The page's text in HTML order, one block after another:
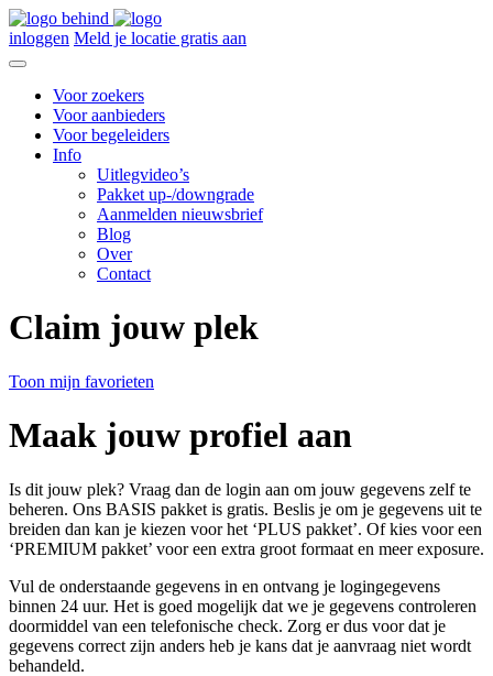
inloggen Meld je locatie gratis aan
Voor zoekers
Voor aanbieders
Voor begeleiders
Info
Uitlegvideo’s
Pakket up-/downgrade
Aanmelden nieuwsbrief
Blog
Over
Contact
Claim jouw plek
Toon mijn favorieten
Maak jouw profiel aan
Is dit jouw plek? Vraag dan de login aan om jouw gegevens zelf te
beheren. Ons BASIS pakket is gratis. Beslis je om je gegevens uit te
breiden dan kan je kiezen voor het ‘PLUS pakket’. Of kies voor een
‘PREMIUM pakket’ voor een extra groot formaat en meer exposure.
Vul de onderstaande gegevens in en ontvang je logingegevens
binnen 24 uur. Het is goed mogelijk dat we je gegevens controleren
doormiddel van een telefonische check. Zorg er dus voor dat je
gegevens correct zijn anders heb je kans dat je aanvraag niet wordt
behandeld.